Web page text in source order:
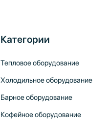
Категории
Тепловое оборудование
Холодильное оборудование
Барное оборудование
Кофейное оборудование